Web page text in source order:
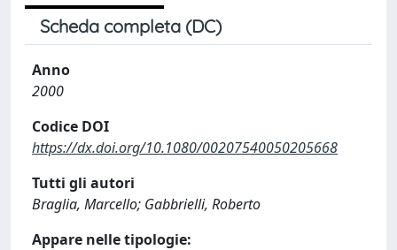
Scheda completa (DC)
Anno
2000
Codice DOI
https://dx.doi.org/10.1080/00207540050205668
Tutti gli autori
Braglia, Marcello; Gabbrielli, Roberto
Appare nelle tipologie: